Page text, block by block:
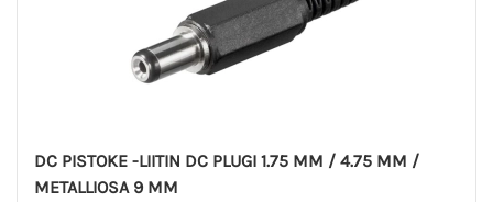
DC PISTOKE -LIITIN DC PLUGI 1.75 MM / 4.75 MM /
METALLIOSA 9 MM